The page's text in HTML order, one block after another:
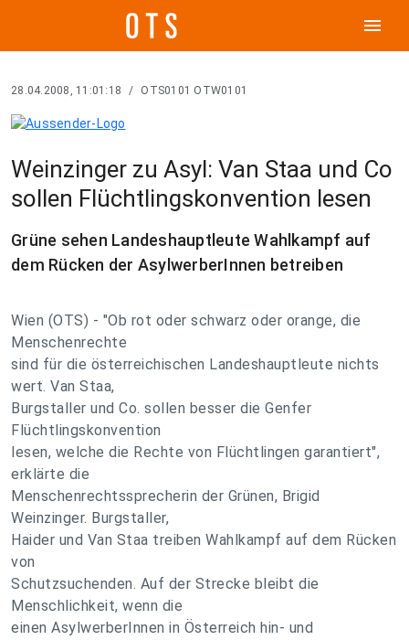
menu
28.04.2008, 11:01:18 / OTS0101 OTW0101
Weinzinger zu Asyl: Van Staa und Co
sollen Flüchtlingskonvention lesen
Grüne sehen Landeshauptleute Wahlkampf auf
dem Rücken der AsylwerberInnen betreiben
Wien (OTS) - "Ob rot oder schwarz oder orange, die
Menschenrechte
sind für die österreichischen Landeshauptleute nichts
wert. Van Staa,
Burgstaller und Co. sollen besser die Genfer
Flüchtlingskonvention
lesen, welche die Rechte von Flüchtlingen garantiert",
erklärte die
Menschenrechtssprecherin der Grünen, Brigid
Weinzinger. Burgstaller,
Haider und Van Staa treiben Wahlkampf auf dem Rücken
von
Schutzsuchenden. Auf der Strecke bleibt die
Menschlichkeit, wenn die
einen AsylwerberInnen in Österreich hin- und